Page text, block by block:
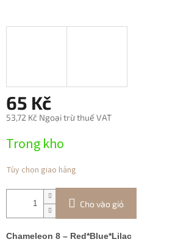
65 Kč
53,72 Kč Ngoại trừ thuế VAT
đo
Trong kho
Tùy chọn giao hàng
Cho vào giỏ
Chameleon 8 – Red*Blue*Lilac